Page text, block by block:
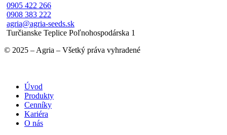
0905 422 266
0908 383 222
agria@agria-seeds.sk
Turčianske Teplice Poľnohospodárska 1
© 2025 – Agria – Všetký práva vyhradené
Úvod
Produkty
Cenníky
Kariéra
O nás